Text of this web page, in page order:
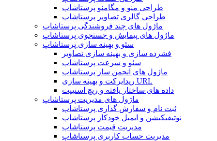
طراحی منو و مگامنو پرستاشاپ
طراحی گالری تصاویر پرستاشاپ
ماژول های چند فروشندگی پرستاشاپ
ماژول های پیمایش و جستجوی پرستاشاپ
سئو و بهینه سازی پرستاشاپ
فشرده سازی و بهینه سازی تصاویر
سئو و سرعت پرستاشاپ
ماژول های انجمن ساز پرستاشاپ
ریدایرکت و بهینه سازی URL
داده های ساختار یافته و ریچ اسنیپت
ماژول های مدیریت پرستاشاپ
ثبت نام و سفارش گذاری پرستاشاپ
نوتیفیکیشن و ایمیل خودکار پرستاشاپ
مدیریت قیمت پرستاشاپ
مدیریت حساب کاربری پرستاشاپ